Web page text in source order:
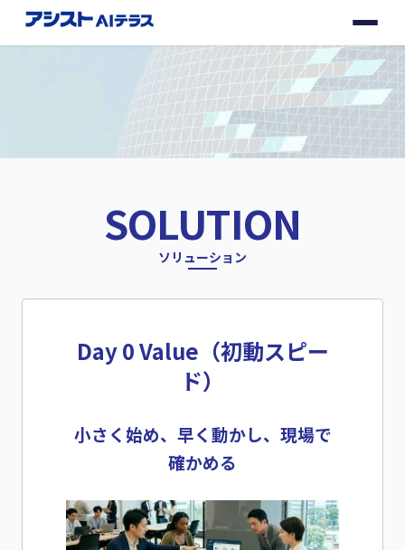
SOLUTION
ソリューション
Day 0 Value （初動スピー
ド）
小さく始め、早く動かし、現場で
確かめる